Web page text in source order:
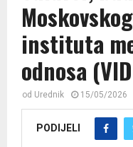
instituta
odnosa
od Urednik 15/05/2026
PODIJELI